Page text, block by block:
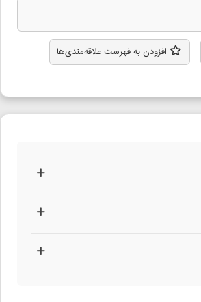
افزودن به فهرست علاقه‌مندی‌ها